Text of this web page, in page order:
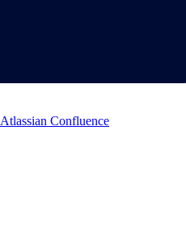
Atlassian Confluence